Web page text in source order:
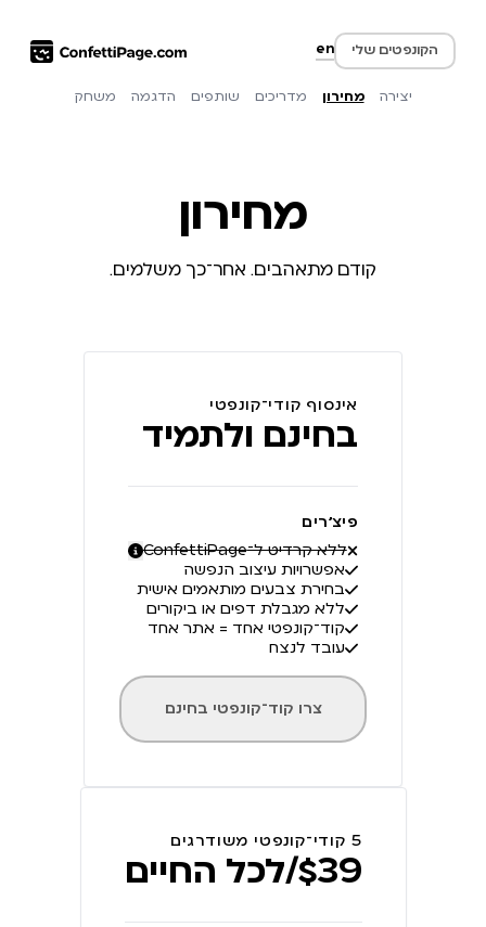
en הקונפטים שלי
יצירה מחירון מדריכים שותפים הדגמה משחק
מחירון
קודם מתאהבים. אחר־כך משלמים.
אינסוף קודי־קונפטי
בחינם ולתמיד
פיצ׳רים
ללא קרדיט ל־ConfettiPage
אפשרויות עיצוב הנפשה
בחירת צבעים מותאמים אישית
ללא מגבלת דפים או ביקורים
קוד־קונפטי אחד = אתר אחד
עובד לנצח
צרו קוד־קונפטי בחינם
5 קודי־קונפטי משודרגים
$39/לכל החיים